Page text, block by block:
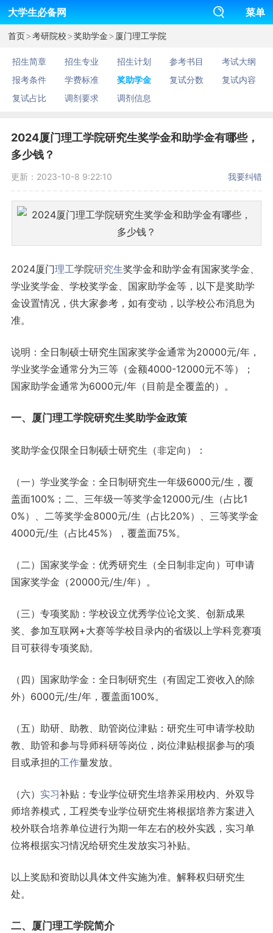
大学生必备网 菜单
首页>考研院校>奖助学金> 厦门理工学院
招生简章 招生专业 招生计划 参考书目
考试大纲
报考条件
学费标准 奖助学金 复试分数
复试内容
复试占比
调剂要求 调剂信息
2024厦门理工学院研究生奖学金和助学金有哪些，
多少钱？
更新：2023-10-8 9:22:10 我要纠错
2024厦门理工学院研究生奖学金和助学金有国家奖学金、
学业奖学金、学校奖学金、国家助学金等，以下是奖助学
金设置情况，供大家参考，如有变动，以学校公布消息为
准。
说明：全日制硕士研究生国家奖学金通常为20000元/年，
学业奖学金通常分为三等（金额4000-12000元不等）；
国家助学金通常为6000元/年（目前是全覆盖的）。
一、厦门理工学院研究生奖助学金政策
奖助学金仅限全日制硕士研究生（非定向）：
（一）学业奖学金：全日制研究生一年级6000元/生，覆
盖面100%；二、三年级一等奖学金12000元/生（占比1
0%）、二等奖学金8000元/生（占比20%）、三等奖学金
4000元/生（占比45%），覆盖面75%。
（二）国家奖学金：优秀研究生（全日制非定向）可申请
国家奖学金（20000元/生/年）。
（三）专项奖励：学校设立优秀学位论文奖、创新成果
奖、参加互联网+大赛等学校目录内的省级以上学科竞赛项
目可获得专项奖励。
（四）国家助学金：全日制研究生（有固定工资收入的除
外）6000元/生/年，覆盖面100%。
（五）助研、助教、助管岗位津贴：研究生可申请学校助
教、助管和参与导师科研等岗位，岗位津贴根据参与的项
目或承担的工作量发放。
（六） 实习补贴：专业学位研究生培养采用校内、外双导
师培养模式，工程类专业学位研究生将根据培养方案进入
校外联合培养单位进行为期一年左右的校外实践，实习单
位将根据实习情况给研究生发放实习补贴。
以上奖励和资助以具体文件实施为准。解释权归研究生
处。
二、厦门理工学院简介